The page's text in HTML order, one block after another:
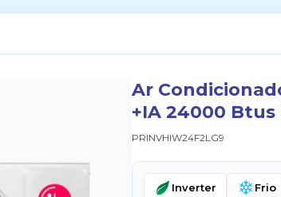
Ar
+IA 24000 Btus
PRINVHIW24F2LG9
Inverter Frio